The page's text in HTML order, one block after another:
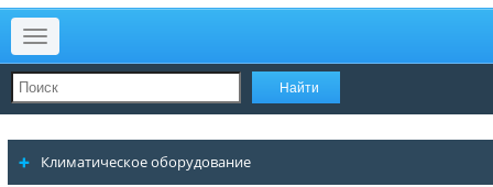
Меню
Климатическое оборудование